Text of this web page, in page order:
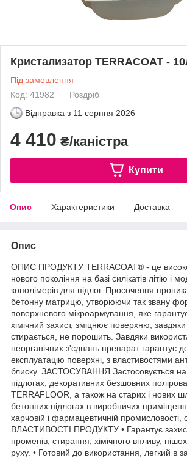
Кристализатор TERRACOAT -
Під замовлення
Код: 41982
Роздріб
Відправка з 11 серпня 2026
4 410 ₴/каністра
Купити
Опис Характеристики Доставка
Опис
ОПИС ПРОДУКТУ TERRACOAT® - це
нового покоління на базі силікатів літію і
кополімерів для підлог. Просочення
бетонну матрицю, утворюючи так звану
поверхневого мікроармування, яке
хімічний захист, зміцнює поверхню,
стирається, не порошить. Завдяки
неорганічних з'єднань препарат гарантує
експлуатацію поверхні, з властивостями
блиску. ЗАСТОСУВАННЯ Застосовується
підлогах, декоративних безшовних
TERRAFLOOR, а також на старих і нових
бетонних підлогах в виробничих
харчовій і фармацевтичній промисловості,
ВЛАСТИВОСТІ ПРОДУКТУ • Гарантує
променів, стирання, хімічного впливу,
руху. • Готовий до використання, легкий в